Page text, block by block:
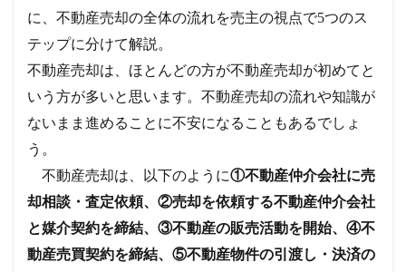
に、不動産売却の全体の流れを売主の視点で5つのス
テップに分けて解説。
不動産売却は、ほとんどの方が不動産売却が初めてと
いう方が多いと思います。不動産売却の流れや知識が
ないまま進めることに不安になることもあるでしょ
う。
不動産売却は、以下のように①不動産仲介会社に売
却相談・査定依頼、②売却を依頼する不動産仲介会社
と媒介契約を締結、③不動産の販売活動を開始、④不
動産売買契約を締結、⑤不動産物件の引渡し・決済の